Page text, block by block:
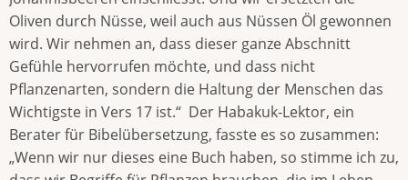
Oliven durch Nüsse, weil auch aus Nüssen Öl gewonnen
wird. Wir nehmen an, dass dieser ganze Abschnitt
Gefühle hervorrufen möchte, und dass nicht
Pflanzenarten, sondern die Haltung der Menschen das
Wichtigste in Vers 17 ist.“ Der Habakuk-Lektor, ein
Berater für Bibelübersetzung, fasste es so zusammen:
„Wenn wir nur dieses eine Buch haben, so stimme ich zu,